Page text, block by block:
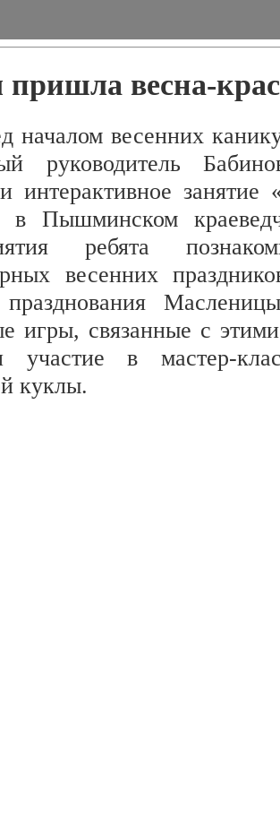
весна-
весенних
руководитель
интерактивное
в Пышминском
ребята
весенних
празднования
игры, связанные с
участие в мастер-
куклы.